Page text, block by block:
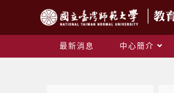
最新消息 中心簡介